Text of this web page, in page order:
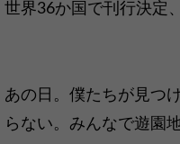
世界36か国で刊行決定
あの日。僕たちが見つ
らない。みんなで遊園